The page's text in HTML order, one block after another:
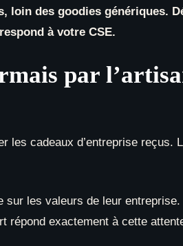
loin des goodies génériques.
à votre CSE.
par
les cadeaux d’entreprise reçus.
sur les valeurs de leur
répond exactement à cette